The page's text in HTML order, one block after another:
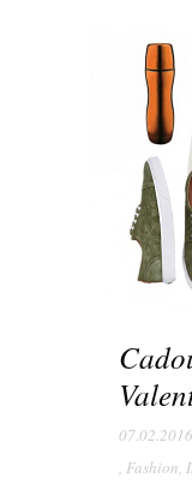
07.02.2016
, Fashion,